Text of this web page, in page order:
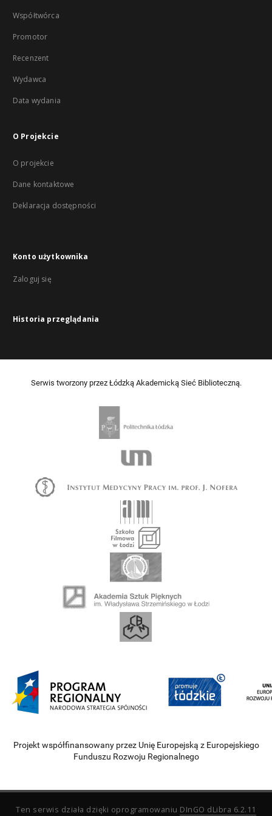
Współtwórca
Promotor
Recenzent
Wydawca
Data wydania
O Projekcie
O projekcie
Dane kontaktowe
Deklaracja dostępności
Konto użytkownika
Zaloguj się
Historia przeglądania
Serwis tworzony przez Łódzką Akademicką Sieć Biblioteczną.
Projekt współfinansowany przez Unię Europejską z Europejskiego
Funduszu Rozwoju Regionalnego
Ten serwis działa dzięki oprogramowaniu DInGO dLibra 6.2.11